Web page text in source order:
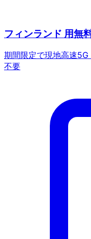
フィンランド 用無
期間限定で現地高速
不要